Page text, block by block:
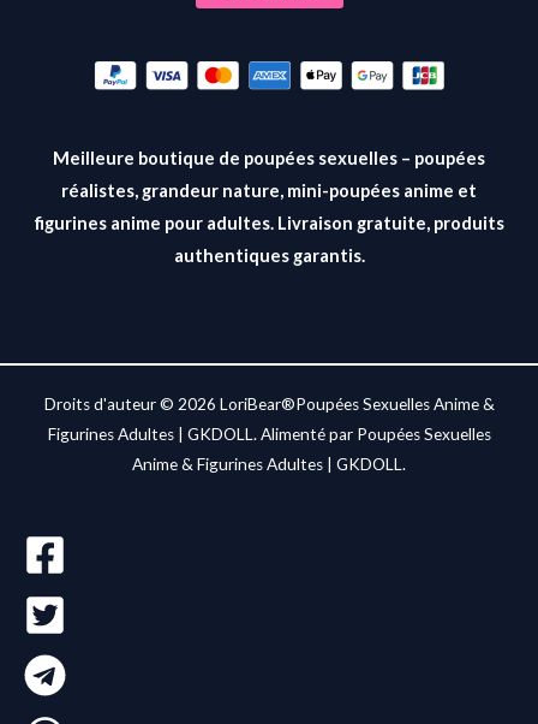
Meilleure boutique de poupées sexuelles – poupées
réalistes, grandeur nature, mini-poupées anime et
figurines anime pour adultes. Livraison gratuite, produits
authentiques garantis.
Droits d'auteur © 2026 LoriBear®Poupées Sexuelles Anime &
Figurines Adultes | GKDOLL. Alimenté par Poupées Sexuelles
Anime & Figurines Adultes | GKDOLL.